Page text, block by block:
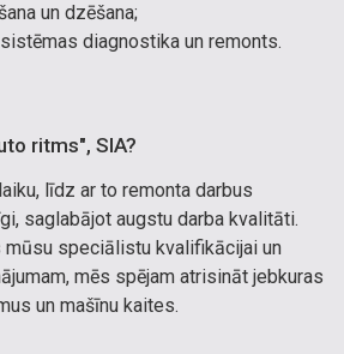
un dzēšana;
diagnostika un remonts.
ritms", SIA?
līdz ar to remonta darbus
saglabājot augstu darba kvalitāti.
mūsu speciālistu kvalifikācijai un
mēs spējam atrisināt jebkuras
un mašīnu kaites.